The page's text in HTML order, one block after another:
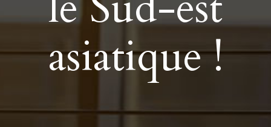
asiatique !